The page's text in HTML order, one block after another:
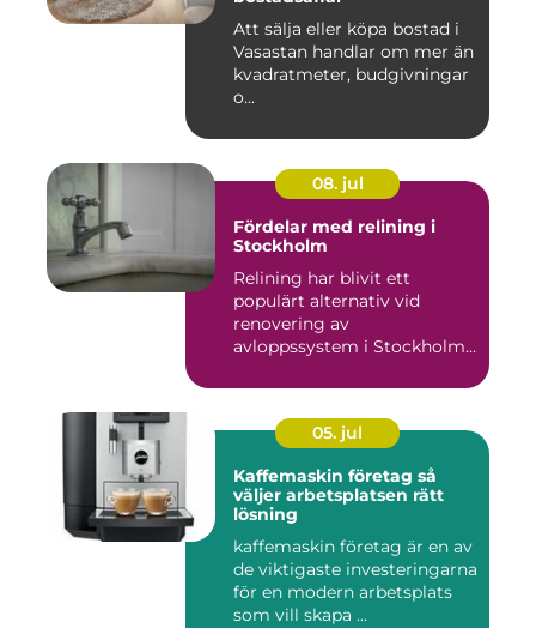
Att sälja eller köpa bostad i
Vasastan handlar om mer än
kvadratmeter, budgivningar
o...
08. jul
Fördelar med relining i
Stockholm
Relining har blivit ett
populärt alternativ vid
renovering av
avloppssystem i Stockholm.
05. jul
Kaffemaskin företag så
väljer arbetsplatsen rätt
lösning
kaffemaskin företag är en av
de viktigaste investeringarna
för en modern arbetsplats
som vill skapa ...